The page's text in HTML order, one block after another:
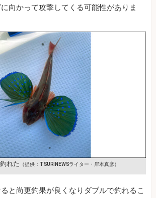
向かって攻撃してくる可能性がありま
れた （提供：TSURINEWSライター・岸本真彦）
と尚更釣果が良くなりダブルで釣れるこ